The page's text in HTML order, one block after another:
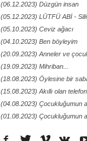
(06.12.2023) Düzgün insan
(05.12.2023) LÜTFÜ ABİ -
(05.10.2023) Ceviz ağacı
(04.10.2023) Ben böyleyim
(20.09.2023) Anneler ve
(19.09.2023) Mihriban...
(18.08.2023) Öylesine bir
(15.08.2023) Akıllı olan
(04.08.2023) Çocukluğumun
(01.08.2023) Çocukluğumun